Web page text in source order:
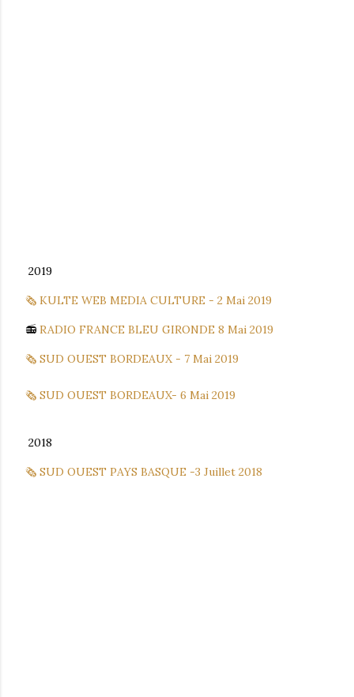
2019
🗞 KULTE WEB MEDIA CULTURE - 2 Mai 2019
📻 RADIO FRANCE BLEU GIRONDE 8 Mai 2019
🗞 SUD OUEST BORDEAUX - 7 Mai 2019
🗞 SUD OUEST BORDEAUX- 6 Mai 2019
2018
🗞 SUD OUEST PAYS BASQUE -3 Juillet 2018